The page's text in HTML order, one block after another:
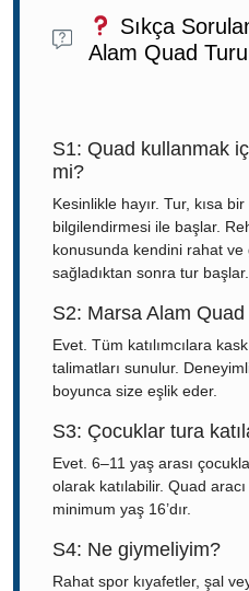
Sıkça
Alam Quad Turu
S1: Quad kullanmak
mi?
Kesinlikle hayır. Tur, kısa
bilgilendirmesi ile başlar.
konusunda kendini rahat
sağladıktan sonra tur başlar.
S2: Marsa Alam
Evet. Tüm katılımcılara
talimatları sunulur.
boyunca size eşlik eder.
S3: Çocuklar tura
Evet. 6–11 yaş arası
olarak katılabilir. Quad
minimum yaş 16’dır.
S4: Ne giymeliyim?
Rahat spor kıyafetler, şal